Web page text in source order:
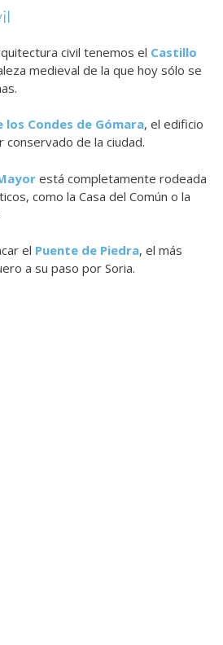
civil tenemos el Castillo
medieval de la que hoy sólo se
los Condes de Gómara, el edificio
de la ciudad.
está completamente rodeada
como la Casa del Común o la
el Puente de Piedra, el más
a su paso por Soria.